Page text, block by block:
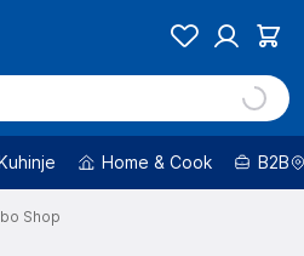
Home & Cook B2B
Shop